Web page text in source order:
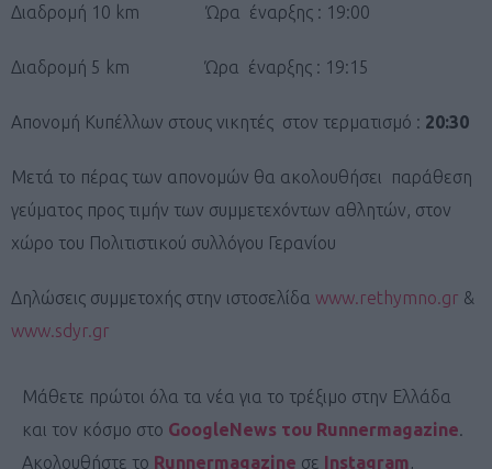
Διαδρομή 10 km Ώρα έναρξης : 19:00
Διαδρομή 5 km Ώρα έναρξης : 19:15
Απονομή Κυπέλλων στους νικητές στον τερματισμό : 20:30
Μετά το πέρας των απονομών θα ακολουθήσει παράθεση
γεύματος προς τιμήν των συμμετεχόντων αθλητών, στον
χώρο του Πολιτιστικού συλλόγου Γερανίου
Δηλώσεις συμμετοχής στην ιστοσελίδα www.rethymno.gr &
www.sdyr.gr
Μάθετε πρώτοι όλα τα νέα για το τρέξιμο στην Ελλάδα
και τον κόσμο στο GoogleNews του Runnermagazine.
Ακολουθήστε το Runnermagazine σε Instagram,